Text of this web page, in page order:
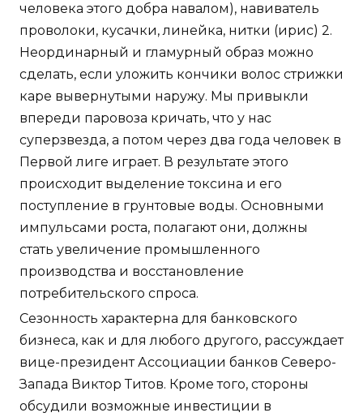
человека этого добра навалом), навиватель
проволоки, кусачки, линейка, нитки (ирис) 2.
Неординарный и гламурный образ можно
сделать, если уложить кончики волос стрижки
каре вывернутыми наружу. Мы привыкли
впереди паровоза кричать, что у нас
суперзвезда, а потом через два года человек в
Первой лиге играет. В результате этого
происходит выделение токсина и его
поступление в грунтовые воды. Основными
импульсами роста, полагают они, должны
стать увеличение промышленного
производства и восстановление
потребительского спроса.
Сезонность характерна для банковского
бизнеса, как и для любого другого, рассуждает
вице-президент Ассоциации банков Северо-
Запада Виктор Титов. Кроме того, стороны
обсудили возможные инвестиции в